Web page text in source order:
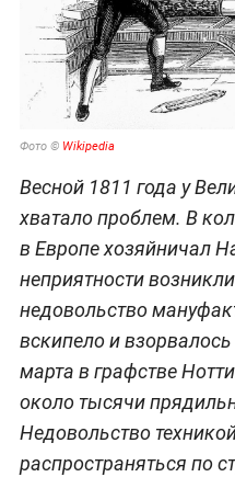
Фото © Wikipedia
Весной 1811 года у
хватало проблем. В
в Европе хозяйничал
неприятности
недовольство
вскипело и
марта в графстве
около тысячи
Недовольство
распространяться по